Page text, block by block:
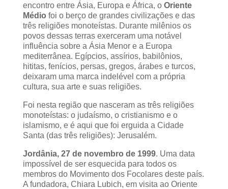
encontro entre Ásia, Europa e África, o Oriente
Médio foi o berço de grandes civilizações e das
três religiões monoteístas. Durante milênios os
povos dessas terras exerceram uma notável
influência sobre a Ásia Menor e a Europa
mediterrânea. Egípcios, assírios, babilônios,
hititas, fenícios, persas, gregos, árabes e turcos,
deixaram uma marca indelével com a própria
cultura, sua arte e suas religiões.
Foi nesta região que nasceram as três religiões
monoteístas: o judaísmo, o cristianismo e o
islamismo, e é aqui que foi erguida a Cidade
Santa (das três religiões): Jerusalém.
Jordânia, 27 de novembro de 1999. Uma data
impossível de ser esquecida para todos os
membros do Movimento dos Focolares deste país.
A fundadora, Chiara Lubich, em visita ao Oriente